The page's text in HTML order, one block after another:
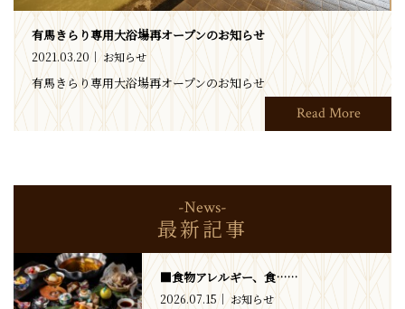
有馬きらり専用大浴場再オープンのお知らせ
2021.03.20 お知らせ
有馬きらり専用大浴場再オープンのお知らせ
Read More
-News-
最新記事
■食物アレルギー、食……
2026.07.15 お知らせ